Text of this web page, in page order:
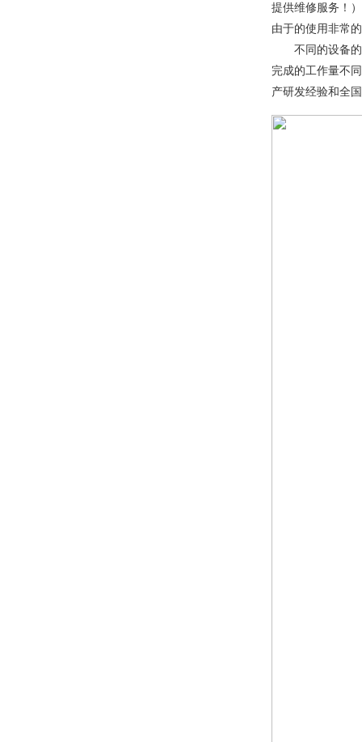
提供维修服务！）
由于的使用非常
不同的设备的
完成的工作量不
产研发经验和全